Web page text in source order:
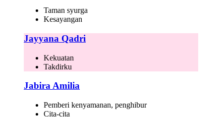
Taman syurga
Kesayangan
Jayyana Qadri
Kekuatan
Takdirku
Jabira Amilia
Pemberi kenyamanan, penghibur
Cita-cita